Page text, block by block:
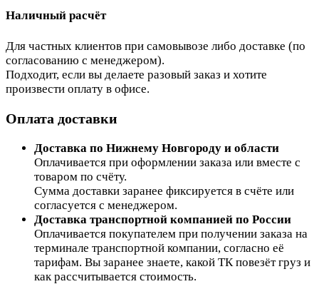
Наличный расчёт
Для частных клиентов при самовывозе либо доставке (по
согласованию с менеджером).
Подходит, если вы делаете разовый заказ и хотите
произвести оплату в офисе.
Оплата доставки
Доставка по Нижнему Новгороду и области
Оплачивается при оформлении заказа или вместе с
товаром по счёту.
Сумма доставки заранее фиксируется в счёте или
согласуется с менеджером.
Доставка транспортной компанией по России
Оплачивается покупателем при получении заказа на
терминале транспортной компании, согласно её
тарифам. Вы заранее знаете, какой ТК повезёт груз и
как рассчитывается стоимость.